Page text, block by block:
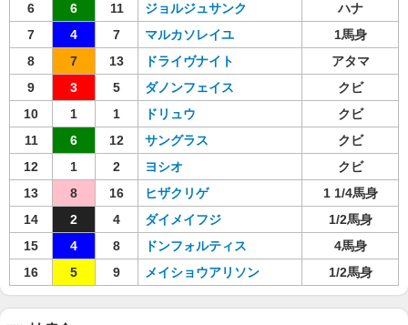
6
6 11 ジョルジュサンク
ハナ
7
4 7 マルカソレイユ
1馬身
8
7 13 ドライヴナイト
アタマ
9
3 5 ダノンフェイス
クビ
10
1 1 ドリュウ
クビ
11
6 12 サングラス
クビ
12
1 2 ヨシオ
クビ
13
8 16 ヒザクリゲ
1 1/4馬身
14
2 4 ダイメイフジ
1/2馬身
15
4 8 ドンフォルティス
4馬身
16
5 9 メイショウアリソン 1/2馬身